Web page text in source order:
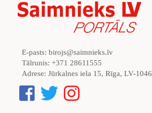
E-pasts: birojs@saimnieks.lv
Tālrunis: +371 28611555
Adrese: Jūrkalnes iela 15, Rīga, LV-1046